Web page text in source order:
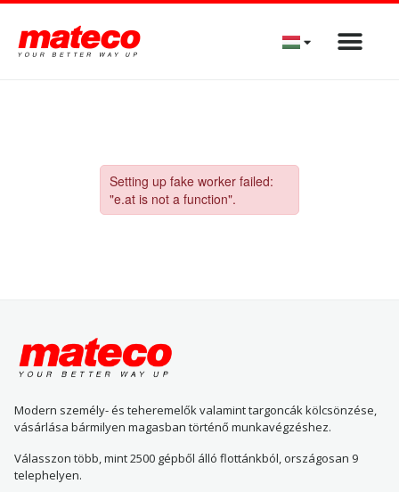
Modern személy- és teheremelők valamint targoncák kölcsönzése,
vásárlása bármilyen magasban történő munkavégzéshez.
Válasszon több, mint 2500 gépből álló flottánkból, országosan 9
telephelyen.